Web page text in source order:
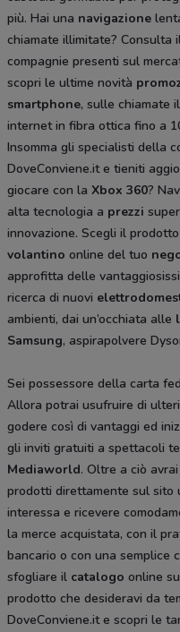
più. Hai una navigazione
chiamate illimitate? Consulta
compagnie presenti sul
scopri le ultime novità
smartphone, sulle chiamate
internet in fibra ottica fino a
Insomma gli specialisti della
DoveConviene.it e tieniti
giocare con la Xbox 360?
alta tecnologia a prezzi
innovazione. Scegli il
volantino online del tuo
approfitta delle
ricerca di nuovi
ambienti, dai un’occhiata alle
Samsung, aspirapolvere
Sei possessore della carta
Allora potrai usufruire di
godere così di vantaggi ed
gli inviti gratuiti a spettacoli
Mediaworld. Oltre a ciò
prodotti direttamente sul sito
interessa e ricevere
la merce acquistata, con il
bancario o con una semplice
sfogliare il catalogo online
prodotto che desideravi da
DoveConviene.it e scopri le